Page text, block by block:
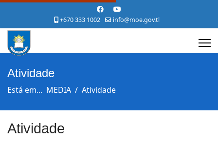
+670 333 1002 info@moe.gov.tl
Atividade
Está em... MEDIA Atividade
Atividade